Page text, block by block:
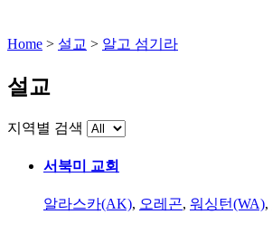
Home > 설교 > 알고 섬기라
설교
지역별 검색
서북미 교회
알라스카(AK), 오레곤, 워싱턴(WA),